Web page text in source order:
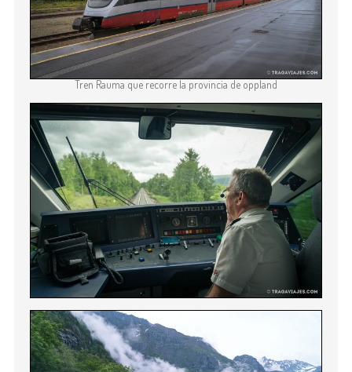
Tren Rauma que recorre la provincia de oppland